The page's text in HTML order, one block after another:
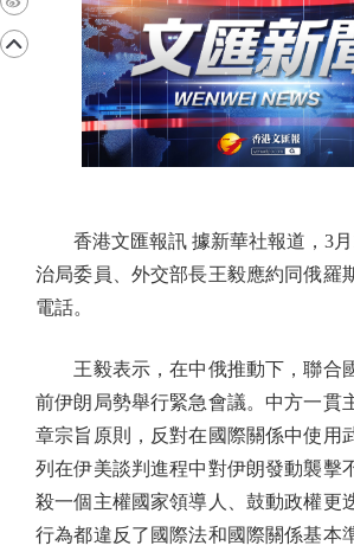
香港文匯報訊 據新華社報道，3月
治局委員、外交部長王毅應約同俄羅
電話。
王毅表示，在中俄推動下，聯合
前伊朗局勢舉行緊急會議。中方一貫
章宗旨原則，反對在國際關係中使用
列在伊美談判進程中對伊朗發動襲擊
殺一個主權國家領導人、鼓動政權更
行為都違反了國際法和國際關係基本